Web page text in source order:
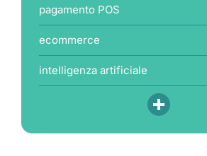
pagamento POS
ecommerce
intelligenza artificiale